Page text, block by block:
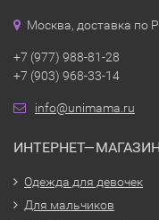
Москва, доставка по
+7 (977) 988-81-28
+7 (903) 968-33-14
info@unimama.ru
ИНТЕРНЕТ—МАГАЗИН
Одежда для девочек
Для мальчиков